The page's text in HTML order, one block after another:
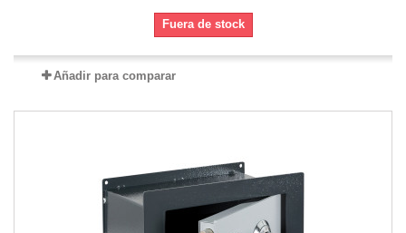
Fuera de stock
Añadir para comparar